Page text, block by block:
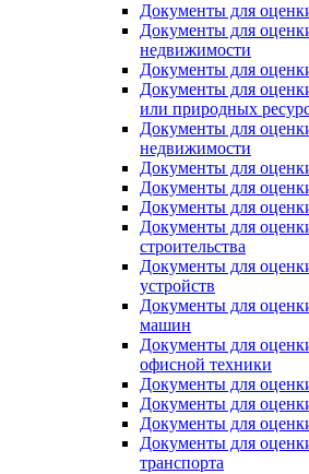
Документы для
Документы для
недвижимости
Документы для
Документы для
или природных
Документы для
недвижимости
Документы для
Документы для
Документы для
Документы для
строительства
Документы для
устройств
Документы для
машин
Документы для
офисной техники
Документы для
Документы для
Документы для
Документы для
транспорта